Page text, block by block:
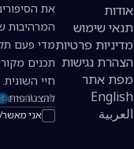
אודות
תנאי שימוש
מדיניות פרטיות
הצהרת נגישות
מפת אתר
English
العربية
את
המרהיבות
מדי פעם
תכנים
חיי השונית.
כתובת
אני
להצטרפות